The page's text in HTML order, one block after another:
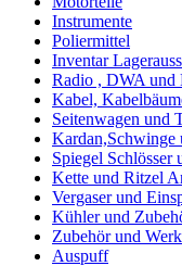
Instrumente
Poliermittel
Inventar
Radio , DWA und
Kabel,
Seitenwagen und
Spiegel Schlösser
Kette und Ritzel
Vergaser und
Kühler und
Zubehör und
Auspuff